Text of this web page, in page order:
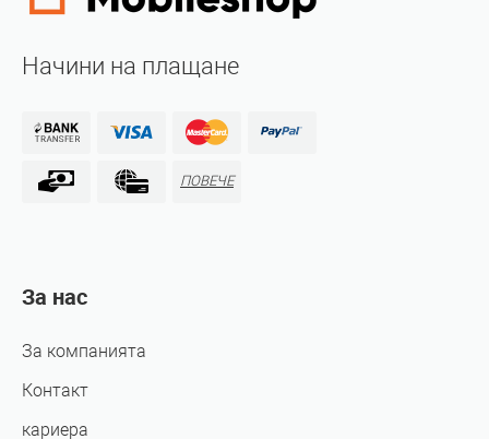
Начини на плащане
ПОВЕЧЕ
За нас
За компанията
Контакт
кариера